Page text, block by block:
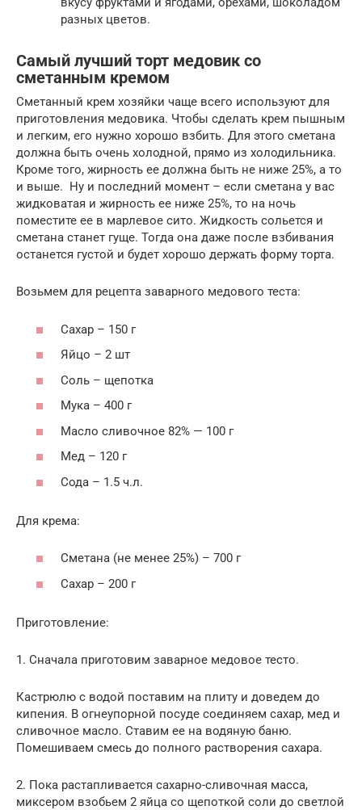
разных цветов.
Самый лучший торт медовик со
сметанным кремом
Сметанный крем хозяйки чаще всего используют для
приготовления медовика. Чтобы сделать крем пышным
и легким, его нужно хорошо взбить. Для этого сметана
должна быть очень холодной, прямо из холодильника.
Кроме того, жирность ее должна быть не ниже 25%, а то
и выше. Ну и последний момент – если сметана у вас
жидковатая и жирность ее ниже 25%, то на ночь
поместите ее в марлевое сито. Жидкость сольется и
сметана станет гуще. Тогда она даже после взбивания
останется густой и будет хорошо держать форму торта.
Возьмем для рецепта заварного медового теста:
Сахар – 150 г
Яйцо – 2 шт
Соль – щепотка
Мука – 400 г
Масло сливочное 82% — 100 г
Мед – 120 г
Сода – 1.5 ч.л.
Для крема:
Сметана (не менее 25%) – 700 г
Сахар – 200 г
Приготовление:
1. Сначала приготовим заварное медовое тесто.
Кастрюлю с водой поставим на плиту и доведем до
кипения. В огнеупорной посуде соединяем сахар, мед и
сливочное масло. Ставим ее на водяную баню.
Помешиваем смесь до полного растворения сахара.
2. Пока растапливается сахарно-сливочная масса,
миксером взобьем 2 яйца со щепоткой соли до светлой